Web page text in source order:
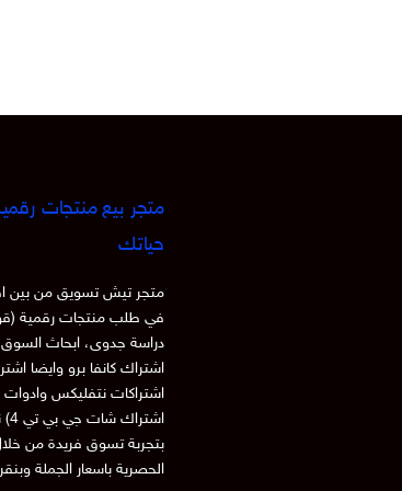
متجر بيع منتجات
حياتك
متجر تيش تسويق من بين
في طلب منتجات رقمية
دراسة جدوى، ابحاث
اشتراك كانفا برو وايضا
اشتراكات نتفليكس وادوات
بتجربة تسوق فريدة من
الحصرية باسعار الجملة